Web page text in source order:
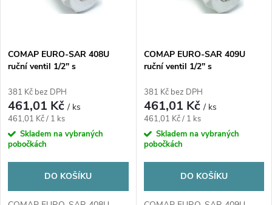
p
r
o
d
u
s
p
r
o
d
COMAP EURO-SAR 408U
ruční ventil 1/2" s
mosaz
381 Kč bez DPH
461,01 Kč/ ks
Měrná
cena:
461,01 Kč / 1 ks
Skladem na vybraných
pobočkách
DO KOŠÍKU
COMAP EURO-SAR 409U
ruční ventil 1/2" s
381 Kč bez DPH
461,01 Kč/ ks
Měrná
cena:
461,01 Kč / 1 ks
Skladem na vybraných
pobočkách
DO KOŠÍKU